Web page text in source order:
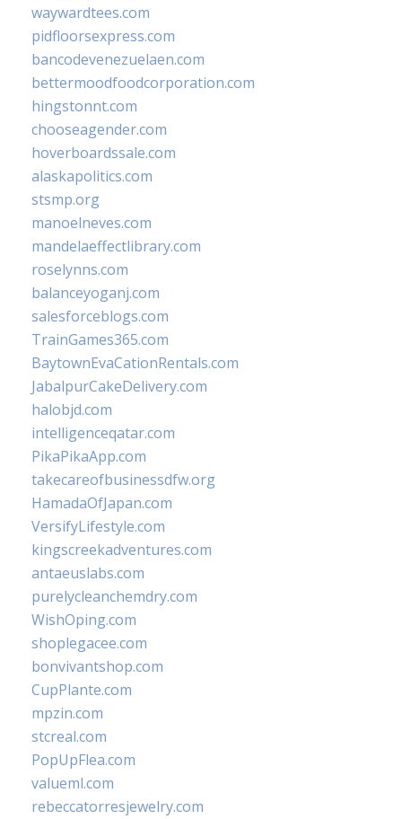
waywardtees.com
pidfloorsexpress.com
bancodevenezuelaen.com
bettermoodfoodcorporation.com
hingstonnt.com
chooseagender.com
hoverboardssale.com
alaskapolitics.com
stsmp.org
manoelneves.com
mandelaeffectlibrary.com
roselynns.com
balanceyoganj.com
salesforceblogs.com
TrainGames365.com
BaytownEvaCationRentals.com
JabalpurCakeDelivery.com
halobjd.com
intelligenceqatar.com
PikaPikaApp.com
takecareofbusinessdfw.org
HamadaOfJapan.com
VersifyLifestyle.com
kingscreekadventures.com
antaeuslabs.com
purelycleanchemdry.com
WishOping.com
shoplegacee.com
bonvivantshop.com
CupPlante.com
mpzin.com
stcreal.com
PopUpFlea.com
valueml.com
rebeccatorresjewelry.com